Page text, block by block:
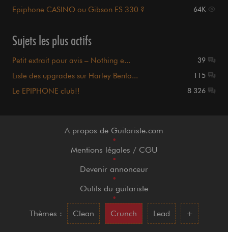
Epiphone CASINO ou Gibson ES 330 ? 64K
Sujets les plus actifs
Petit extrait pour avis – Nothing e... 39
Liste des upgrades sur Harley Bento... 115
Le EPIPHONE club!! 8 326
A propos de Guitariste.com
•
Mentions légales / CGU
•
Devenir annonceur
•
Outils du guitariste
•
Thèmes :
Clean Crunch Lead +